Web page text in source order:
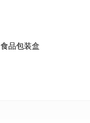
食品包装盒